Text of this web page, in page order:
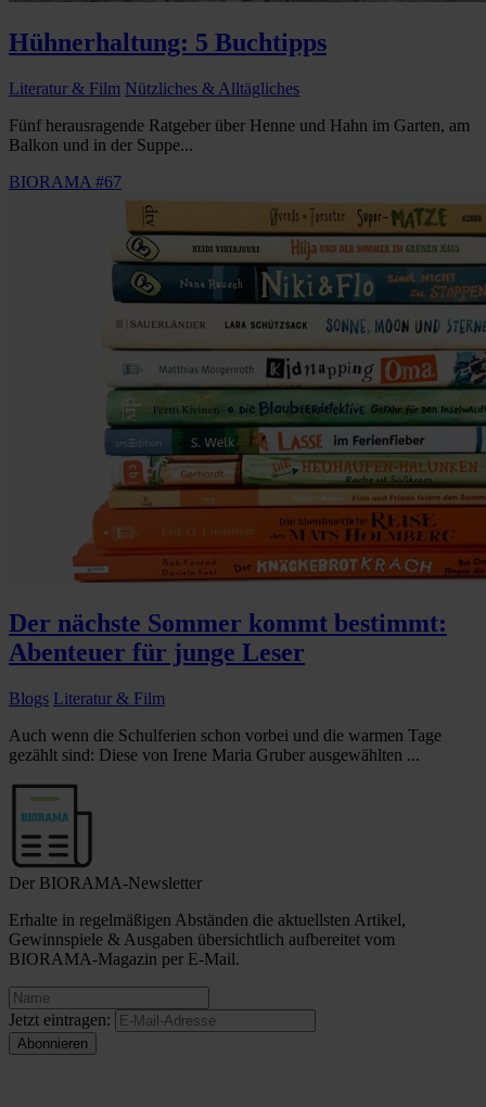
Hühnerhaltung: 5 Buchtipps
Literatur & Film Nützliches & Alltägliches
Fünf herausragende Ratgeber über Henne und Hahn im Garten, am
Balkon und in der Suppe...
BIORAMA #67
Der nächste Sommer kommt bestimmt:
Abenteuer für junge Leser
Blogs Literatur & Film
Auch wenn die Schulferien schon vorbei und die warmen Tage
gezählt sind: Diese von Irene Maria Gruber ausgewählten ...
Der BIORAMA-Newsletter
Erhalte in regelmäßigen Abständen die aktuellsten Artikel,
Gewinnspiele & Ausgaben übersichtlich aufbereitet vom
BIORAMA-Magazin per E-Mail.
Jetzt eintragen: